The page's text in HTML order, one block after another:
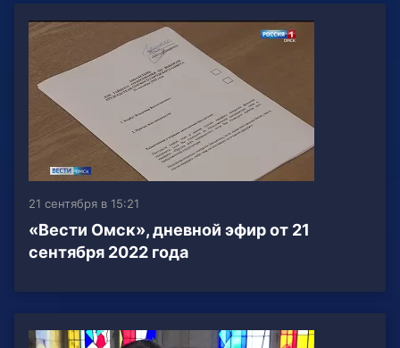
21 сентября в 15:21
«Вести Омск», дневной эфир от 21
сентября 2022 года